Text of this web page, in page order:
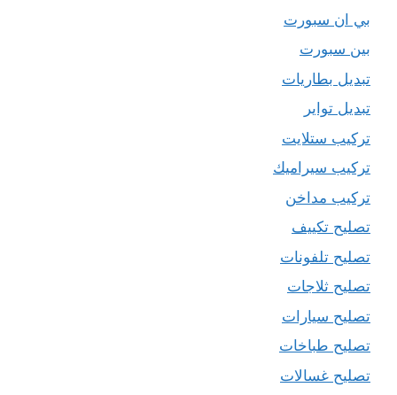
بي ان سبورت
بين سبورت
تبديل بطاريات
تبديل تواير
تركيب ستلايت
تركيب سيراميك
تركيب مداخن
تصليح تكييف
تصليح تلفونات
تصليح ثلاجات
تصليح سيارات
تصليح طباخات
تصليح غسالات